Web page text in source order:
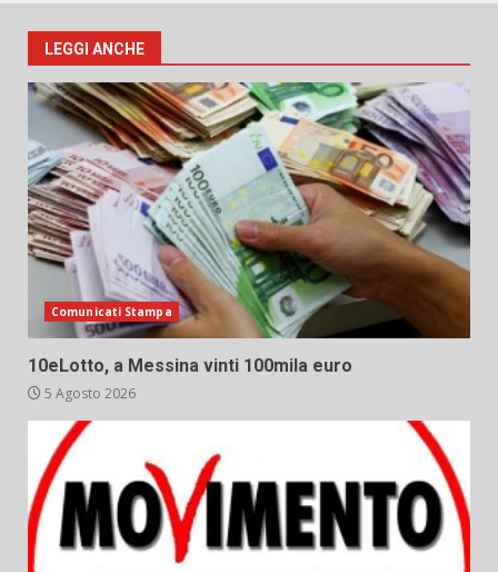
LEGGI ANCHE
Comunicati Stampa
10eLotto, a Messina vinti 100mila euro
5 Agosto 2026